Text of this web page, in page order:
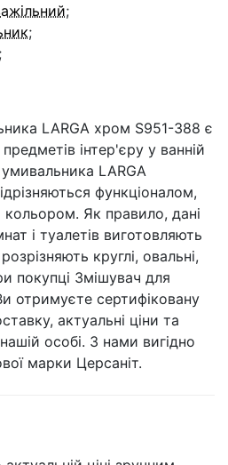
;
;
;
LARGA хром S951-388 є
інтер'єру у ванній
LARGA
функціоналом,
Як правило, дані
і туалетів виготовляють
круглі, овальні,
покупці Змішувач для
отримуєте сертифіковану
актуальні ціни та
особі. З нами вигідно
марки Церсаніт.